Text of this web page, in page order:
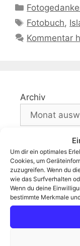
Um dir ein optimales
Cookies, um
zuzugreifen. Wenn du
wie das Surfverhalten
Wenn du deine
bestimmte Merkmale
Kategorien
Schlagwörter
Fotobuch,
Kommentar
Archiv
Der